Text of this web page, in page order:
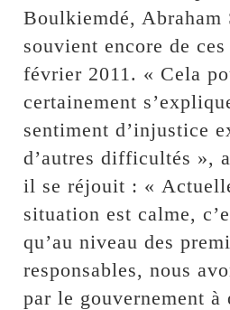
Boulkiemdé, Abraham
souvient encore de
février 2011. « Cela
certainement
sentiment d’injustice
d’autres difficultés »,
il se réjouit : «
situation est calme,
qu’au niveau des
responsables, nous
par le gouvernement